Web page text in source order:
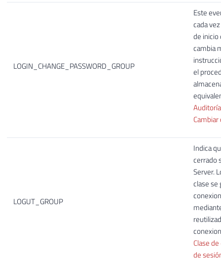
LOGIN_CHANGE_PASSWORD_GROUP
Este
cada
de inicio
cambia
el
LOGUT_GROUP
Indica
cerrado
Server.
clase
Clase
de